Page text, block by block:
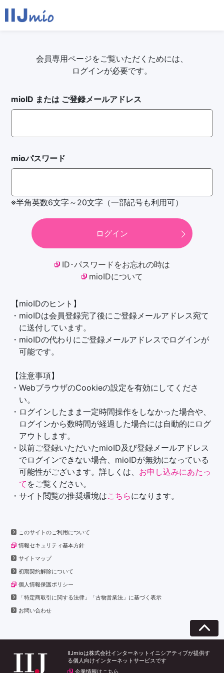
会員専用ページをご覧いただくためには、
ログインが必要です。
mioID または ご登録メールアドレス
mioパスワード
※半角英数6文字～20文字（一部記号も利用可）
ログイン
ID･パスワードをお忘れの時は
mioIDについて
【mioIDのヒント】
・mioIDは会員登録完了後にご登録メールアドレス宛て
に送付しています。
・mioIDの代わりにご登録メールアドレスでログインが
可能です。
【注意事項】
・WebブラウザのCookieの設定を有効にしてくださ
い。
・ログインしたまま一定時間操作をしなかった場合や、
ログインから数時間が経過した場合には自動的にログ
アウトします。
・以前ご登録いただいたmioID及び登録メールアドレス
でログインできない場合、mioIDが無効になっている
可能性がございます。詳しくは、 お申し込みにあたっ
て をご覧ください。
・サイト閲覧の推奨環境はこちらになります。
このサイトのご利用について
情報セキュリティ基本方針
サイトマップ
初期契約解除について
個人情報保護ポリシー
「特定商取引に関する法律」「古物営業法」に基づく表示
お問い合わせ
IIJmioは株式会社インターネットイニシアティブが提供す
る個人向けインターネットサービスです
企業情報はこちら